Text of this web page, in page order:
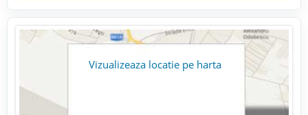
Vizualizeaza locatie pe harta